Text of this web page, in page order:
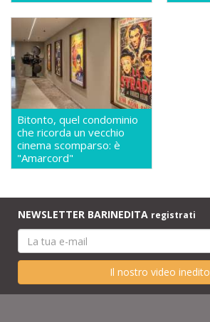
Bitonto, quel condominio
che ricorda un vecchio
cinema scomparso: è
"Amarcord"
NEWSLETTER BARINEDITA registrati
Il nostro video inedito